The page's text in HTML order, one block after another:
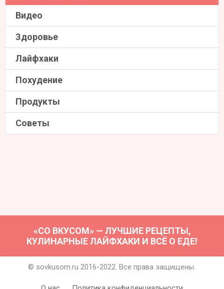
Видео
Здоровье
Лайфхаки
Похудение
Продукты
Советы
«СО ВКУСОМ» — ЛУЧШИЕ РЕЦЕПТЫ,
КУЛИНАРНЫЕ ЛАЙФХАКИ И ВСЁ О ЕДЕ!
© sovkusom.ru 2016-2022. Все права защищены.